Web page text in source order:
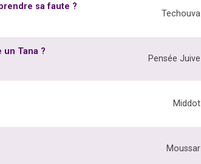
sa faute ?
Techouva
Tana ?
Pensée Juive
Middot
Moussar